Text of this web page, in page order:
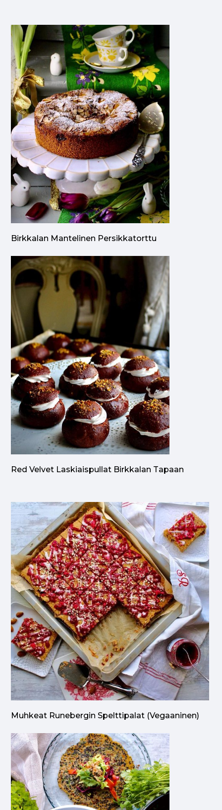
Birkkalan Mantelinen Persikkatorttu
Red Velvet Laskiaispullat Birkkalan Tapaan
Muhkeat Runebergin Spelttipalat (vegaaninen)